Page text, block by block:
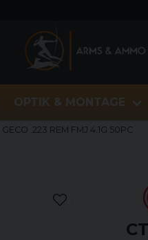
OPTIK & MONTAGE
GECO .223 REM FMJ 4.1G 50PC